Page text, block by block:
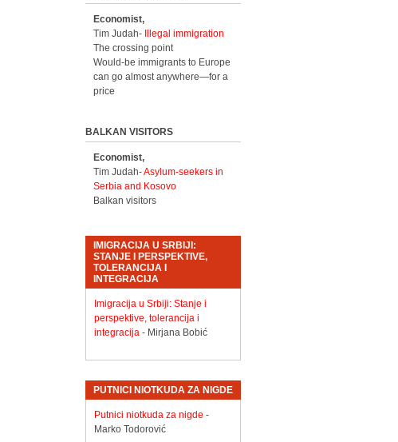
Economist,
Tim Judah-
Illegal immigration
The crossing point
Would-be immigrants to Europe
can go almost anywhere—for a
price
BALKAN VISITORS
Economist,
Tim Judah-Asylum-seekers in
Serbia and Kosovo
Balkan visitors
IMIGRACIJA U SRBIJI:
STANJE I PERSPEKTIVE,
TOLERANCIJA I
INTEGRACIJA
Imigracija u Srbiji: Stanje i
perspektive, tolerancija i
integracija- Mirjana Bobić
PUTNICI NIOTKUDA ZA NIGDE
Putnici niotkuda za nigde -
Marko Todorović